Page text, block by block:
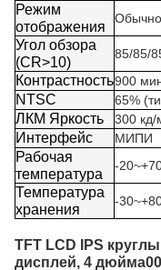
Режим
отображения
Угол обзора
(CR>10)
85/85/
Контрастность900
NTSC 65%
ЛКМ Яркость 300 кд/
Интерфейс МИПИ
Рабочая
температура
-
Температура
хранения
-
TFT LCD IPS
дисплей, 4 дюйма0